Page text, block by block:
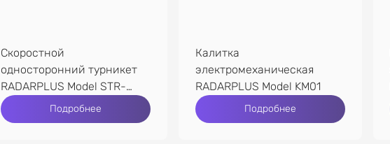
Скоростной
односторонний турникет
RADARPLUS Model STR-
MONO
Подробнее
Калитка
электромеханическая
RADARPLUS Model KM01
Подробнее